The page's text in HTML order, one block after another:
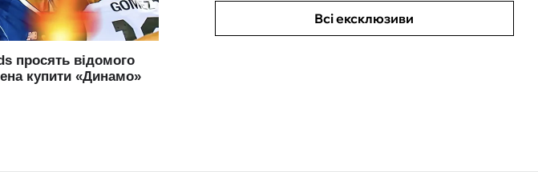
Всі ексклюзиви